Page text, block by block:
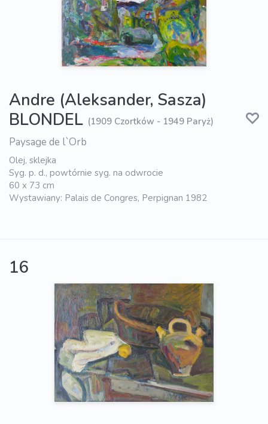
Andre (Aleksander, Sasza)
BLONDEL (1909 Czortków - 1949 Paryż)
Paysage de l`Orb
Olej, sklejka
Syg. p. d., powtórnie syg. na odwrocie
60 x 73 cm
Wystawiany: Palais de Congres, Perpignan 1982
16